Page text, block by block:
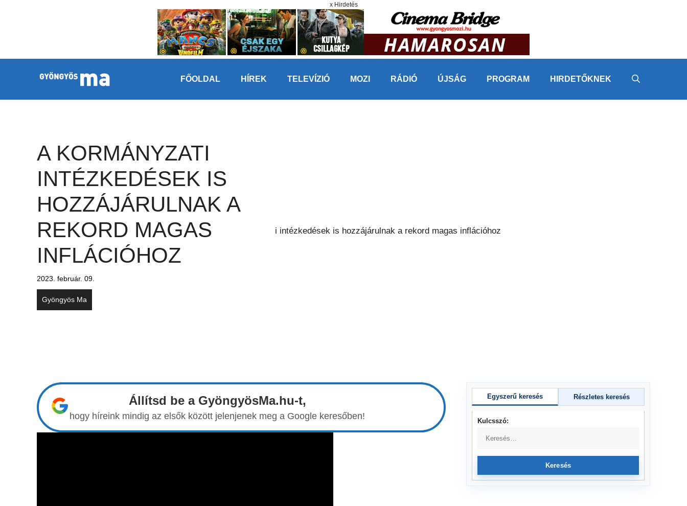
x Hirdetés
FŐOLDAL HÍREK TELEVÍZIÓ MOZI RÁDIÓ ÚJSÁG PROGRAM HIRDETŐKNEK
A KORMÁNYZATI
INTÉZKEDÉSEK IS
HOZZÁJÁRULNAK A
REKORD MAGAS
INFLÁCIÓHOZ
2023. február. 09.
Gyöngyös Ma
Állítsd be a GyöngyösMa.hu-t,
hogy híreink mindig az elsők között jelenjenek meg a Google keresőben!
Egyszerű keresés Részletes keresés
Kulcsszó:
Keresés